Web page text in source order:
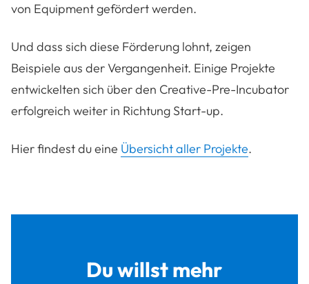
von Equipment gefördert werden.
Und dass sich diese Förderung lohnt, zeigen
Beispiele aus der Vergangenheit. Einige Projekte
entwickelten sich über den Creative-Pre-Incubator
erfolgreich weiter in Richtung Start-up.
Hier findest du eine Übersicht aller Projekte.
Du willst mehr